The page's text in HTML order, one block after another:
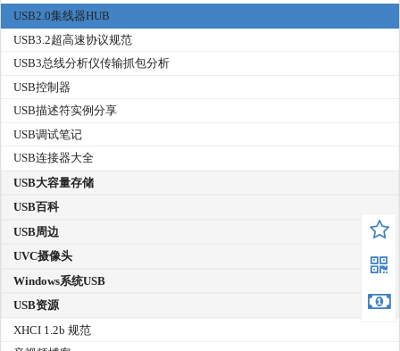
USB2.0集线器HUB
USB3.2超高速协议规范
USB3总线分析仪传输抓包分析
USB控制器
USB描述符实例分享
USB调试笔记
USB连接器大全
USB大容量存储
USB百科
USB周边
UVC摄像头
Windows系统USB
USB资源
XHCI 1.2b 规范